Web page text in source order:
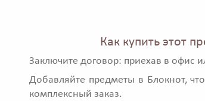
Как купить этот
Заключите договор: приехав в офис
Добавляйте предметы в Блокнот,
комплексный заказ.